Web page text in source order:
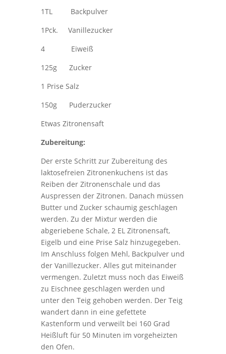
1TL Backpulver
1Pck. Vanillezucker
4 Eiweiß
125g Zucker
1 Prise Salz
150g Puderzucker
Etwas Zitronensaft
Zubereitung:
Der erste Schritt zur Zubereitung des
laktosefreien Zitronenkuchens ist das
Reiben der Zitronenschale und das
Auspressen der Zitronen. Danach müssen
Butter und Zucker schaumig geschlagen
werden. Zu der Mixtur werden die
abgeriebene Schale, 2 EL Zitronensaft,
Eigelb und eine Prise Salz hinzugegeben.
Im Anschluss folgen Mehl, Backpulver und
der Vanillezucker. Alles gut miteinander
vermengen. Zuletzt muss noch das Eiweiß
zu Eischnee geschlagen werden und
unter den Teig gehoben werden. Der Teig
wandert dann in eine gefettete
Kastenform und verweilt bei 160 Grad
Heißluft für 50 Minuten im vorgeheizten
den Ofen.